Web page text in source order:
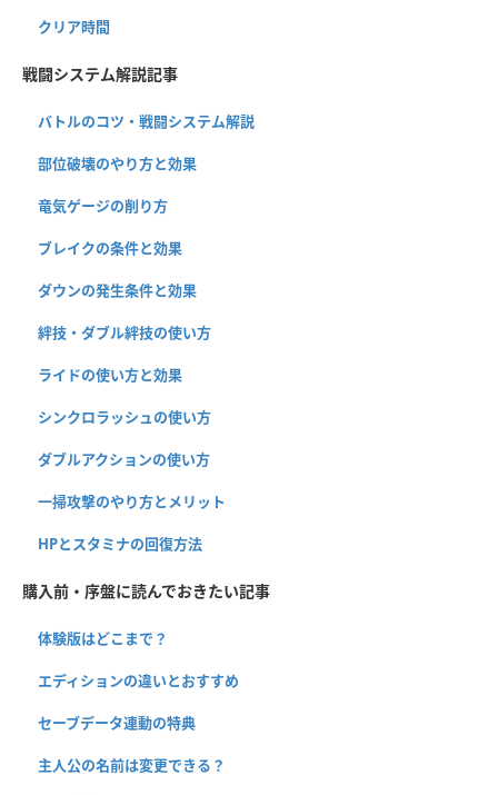
クリア時間
戦闘システム解説記事
バトルのコツ・戦闘システム解説
部位破壊のやり方と効果
竜気ゲージの削り方
ブレイクの条件と効果
ダウンの発生条件と効果
絆技・ダブル絆技の使い方
ライドの使い方と効果
シンクロラッシュの使い方
ダブルアクションの使い方
一掃攻撃のやり方とメリット
HPとスタミナの回復方法
購入前・序盤に読んでおきたい記事
体験版はどこまで？
エディションの違いとおすすめ
セーブデータ連動の特典
主人公の名前は変更できる？